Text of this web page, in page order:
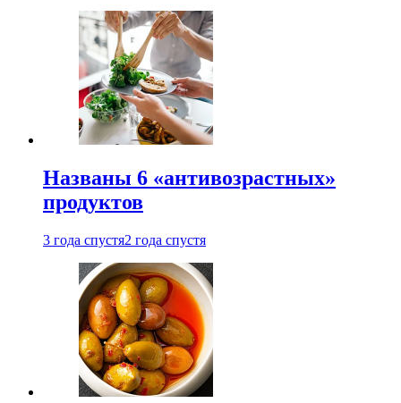
Названы 6 «антивозрастных»
продуктов
3 года спустя2 года спустя